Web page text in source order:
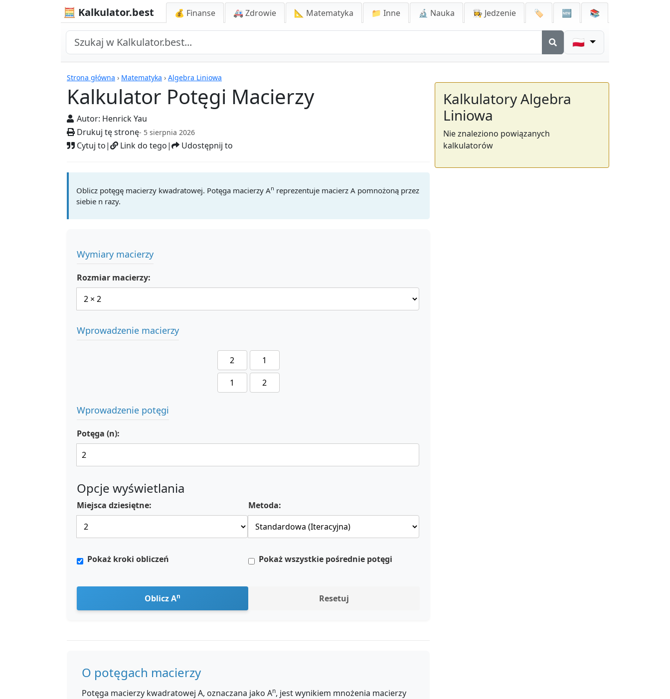
🧮 Kalkulator.best 💰 Finanse 🚑 Zdrowie 📐 Matematyka 📁 Inne 🔬 Nauka 👩‍🍳 Jedzenie 🏷️ 🆕 📚
🇵🇱
Strona główna › Matematyka › Algebra Liniowa
Kalkulator Potęgi Macierzy
Autor: Henrick Yau
Drukuj tę stronę- 5 sierpnia 2026
Cytuj to| Link do tego| Udostępnij to
Kalkulatory
Oblicz potęgę macierzy kwadratowej. Potęga macierzy An reprezentuje macierz A pomnożoną przez
siebie n razy.
Wymiary macierzy
Rozmiar macierzy:
Wprowadzenie macierzy
Wprowadzenie potęgi
Potęga (n):
Opcje wyświetlania
Miejsca dziesiętne: Metoda:
Pokaż kroki obliczeń Pokaż wszystkie pośrednie potęgi
Oblicz An Resetuj
O potęgach macierzy
Potęga macierzy kwadratowej A, oznaczana jako An, jest wynikiem mnożenia macierzy
Kalkulatory Algebra
Liniowa
Nie znaleziono powiązanych
kalkulatorów